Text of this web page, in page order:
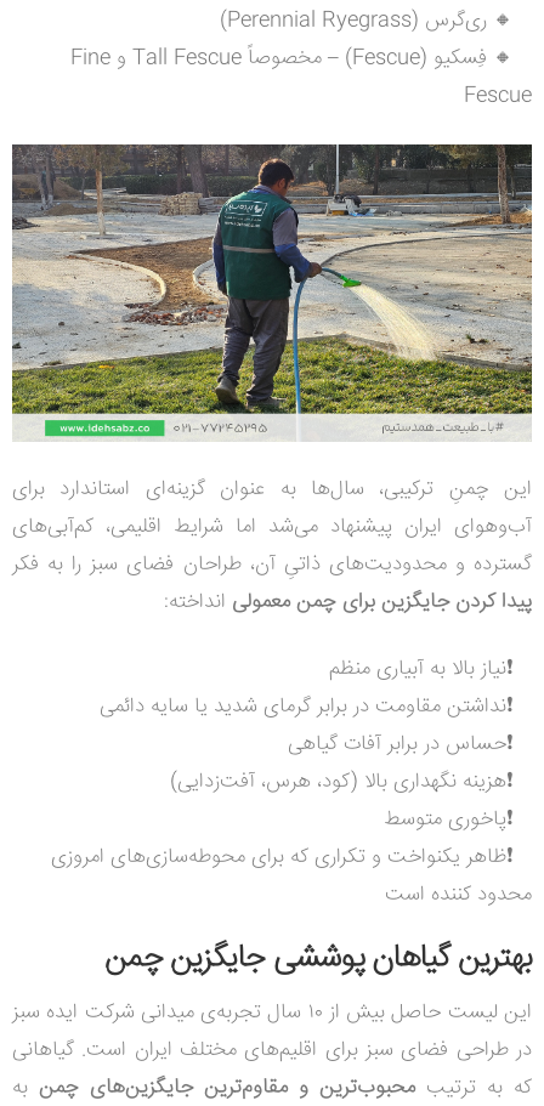
🔸 ری‌گرس (Perennial Ryegrass)
🔸 فِسکیو (Fescue) – مخصوصاً Tall Fescue و Fine
Fescue
این چمنِ ترکیبی، سال‌ها به عنوان گزینه‌ای استاندارد برای
آب‌وهوای ایران پیشنهاد می‌شد اما شرایط اقلیمی، کم‌آبی‌های
گسترده و محدودیت‌های ذاتیِ آن، طراحان فضای سبز را به فکر
پیدا کردن جایگزین برای چمن معمولی انداخته:
❗نیاز بالا به آبیاری منظم
❗نداشتن مقاومت در برابر گرمای شدید یا سایه دائمی
❗حساس در برابر آفات گیاهی
❗هزینه نگهداری بالا (کود، هرس، آفت‌زدایی)
❗پاخوری متوسط
❗ظاهر یکنواخت و تکراری که برای محوطه‌سازی‌های امروزی
محدود کننده‌ است
بهترین گیاهان پوششی جایگزین چمن
این لیست حاصل بیش از ۱۰ سال تجربه‌ی میدانی شرکت ایده سبز
در طراحی فضای سبز برای اقلیم‌های مختلف ایران است. گیاهانی
که به ترتیبمحبوب‌ترین و مقاوم‌ترین جایگزین‌های چمن به